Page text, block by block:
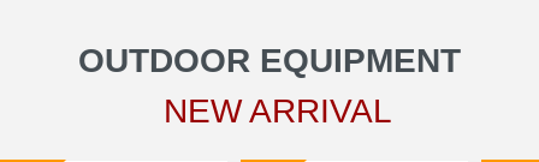
OUTDOOR EQUIPMENT
NEW ARRIVAL